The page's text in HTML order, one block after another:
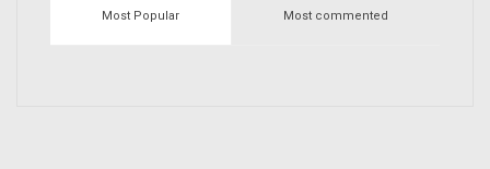
Most Popular Most commented